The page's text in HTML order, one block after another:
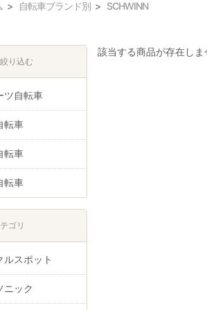
自転車ブランド別 SCHWINN
該当する商品が存在しま
り込む
ツ自転車
転車
転車
転車
ゴリ
ルスポット
ニック